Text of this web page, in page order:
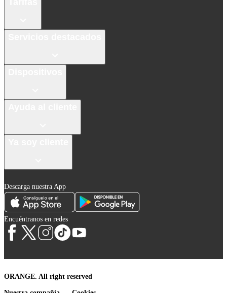
Descarga nuestra App
Encuéntranos en redes
ORANGE. All right reserved